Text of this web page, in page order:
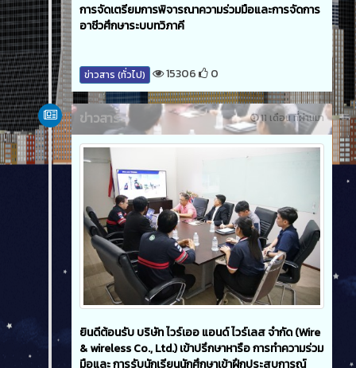
การจัดเตรียมการพิจารณาความร่วมมือและการจัดการ
อาชีวศึกษาระบบทวิภาคี
ข่าวสาร (ทั่วไป) 15306 0
11 เดือน ที่ผ่านมา
ข่าวสาร
ยินดีต้อนรับ บริษัท ไวร์เออ แอนด์ ไวร์เลส จำกัด (Wire
& wireless Co., Ltd.) เข้าปรึกษาหารือ การทำความร่วม
มือและ การรับนักเรียนนักศึกษาเข้าฝึกประสบการณ์